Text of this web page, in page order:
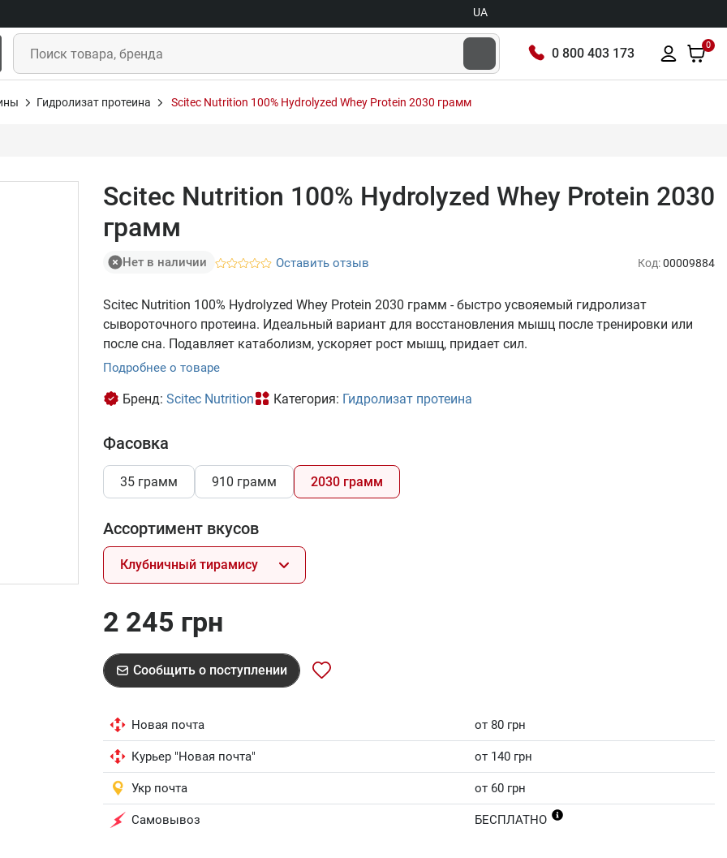
UA
0 800 403 173
0
Гидролизат протеина Scitec Nutrition 100% Hydrolyzed Whey Protein 2030 грамм
Scitec Nutrition 100% Hydrolyzed Whey Protein 2030
грамм
Нет в наличии Оставить отзыв Код:00009884
Scitec Nutrition 100% Hydrolyzed Whey Protein 2030 грамм - быстро усвояемый гидролизат
сывороточного протеина. Идеальный вариант для восстановления мышц после тренировки или
после сна. Подавляет катаболизм, ускоряет рост мышц, придает сил.
Подробнее о товаре
Бренд: Scitec Nutrition Категория: Гидролизат протеина
Фасовка
35 грамм 910 грамм 2030 грамм
Ассортимент вкусов
Клубничный тирамису
2 245 грн
Сообщить о поступлении
Новая почта от 80 грн
Курьер "Новая почта" от 140 грн
Укр почта от 60 грн
Самовывоз БЕСПЛАТНО